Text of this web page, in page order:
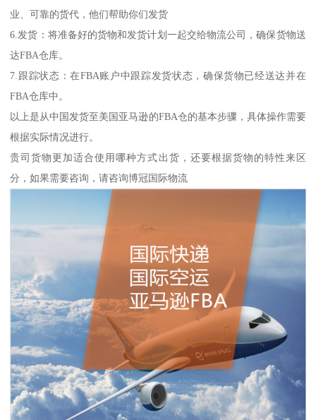
业、可靠的货代，他们帮助你们发货
6.发货：将准备好的货物和发货计划一起交给物流公司，确保货物送
达FBA仓库。
7.跟踪状态：在FBA账户中跟踪发货状态，确保货物已经送达并在
FBA仓库中。
以上是从中国发货至美国亚马逊的FBA仓的基本步骤，具体操作需要
根据实际情况进行。
贵司货物更加适合使用哪种方式出货，还要根据货物的特性来区
分，如果需要咨询，请咨询博冠国际物流